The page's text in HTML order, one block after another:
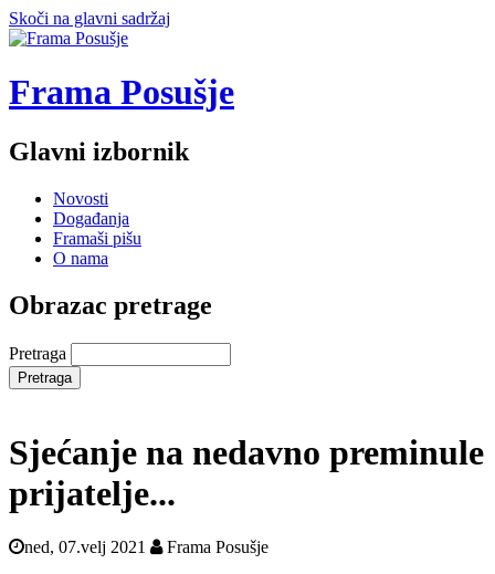
Skoči na glavni sadržaj
Frama Posušje
Glavni izbornik
Novosti
Događanja
Framaši pišu
O nama
Obrazac pretrage
Pretraga
Sjećanje na nedavno preminule
prijatelje...
ned, 07.velj 2021
Frama Posušje